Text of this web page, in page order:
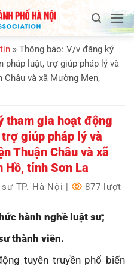
» Thông báo: V/v đăng ký
pháp luật, trợ giúp pháp lý và
Châu và xã Mường Men,
tham gia hoạt động
giúp pháp lý và
Thuận Châu và xã
Hồ, tỉnh Sơn La
TP. Hà Nội |
877 lượt
hành nghề luật sư;
thành viên.
tuyên truyền phổ biến